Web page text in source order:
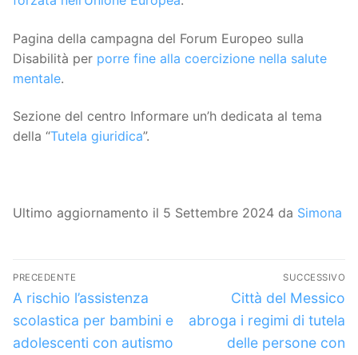
Pagina della campagna del Forum Europeo sulla
Disabilità per porre fine alla coercizione nella salute
mentale.
Sezione del centro Informare un’h dedicata al tema
della “Tutela giuridica”.
Ultimo aggiornamento il 5 Settembre 2024 da Simona
Navigazione
articoli
PRECEDENTE
Articolo
precedente:
A rischio l’assistenza
scolastica per bambini e
adolescenti con autismo
SUCCESSIVO
Articolo
successivo:
Città del Messico
abroga i regimi di tutela
delle persone con